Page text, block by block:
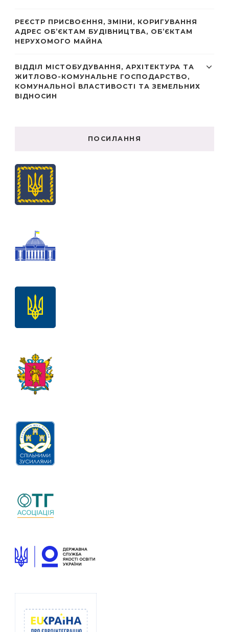
РЕЄСТР ПРИСВОЄННЯ, ЗМІНИ, КОРИГУВАННЯ
АДРЕС ОБ’ЄКТАМ БУДІВНИЦТВА, ОБ’ЄКТАМ
НЕРУХОМОГО МАЙНА
ВІДДІЛ МІСТОБУДУВАННЯ, АРХІТЕКТУРА ТА
ЖИТЛОВО-КОМУНАЛЬНЕ ГОСПОДАРСТВО,
КОМУНАЛЬНОЇ ВЛАСТИВОСТІ ТА ЗЕМЕЛЬНИХ
ВІДНОСИН
ПОСИЛАННЯ